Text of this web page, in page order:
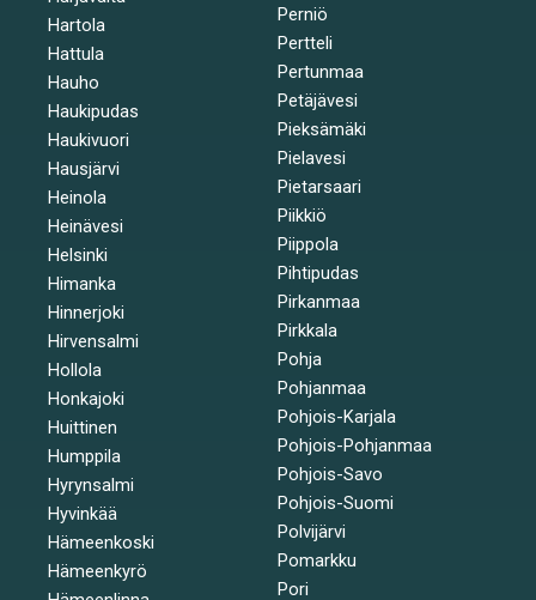
Hartola
Hattula
Hauho
Haukipudas
Haukivuori
Hausjärvi
Heinola
Heinävesi
Helsinki
Himanka
Hinnerjoki
Hirvensalmi
Hollola
Honkajoki
Huittinen
Humppila
Hyrynsalmi
Hyvinkää
Hämeenkoski
Hämeenkyrö
Perniö
Pertteli
Pertunmaa
Petäjävesi
Pieksämäki
Pielavesi
Pietarsaari
Piikkiö
Piippola
Pihtipudas
Pirkanmaa
Pirkkala
Pohja
Pohjanmaa
Pohjois-Karjala
Pohjois-Pohjanmaa
Pohjois-Savo
Pohjois-Suomi
Polvijärvi
Pomarkku
Pori